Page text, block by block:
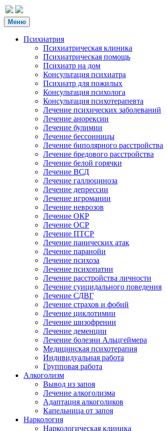
Меню
Психиатрия
Психиатрическая клиника
Психиатрическая помощь
Психиатр на дом
Консультация психиатра
Психиатр для пожилых
Консультация психолога
Консультация психотерапевта
Лечение психических заболеваний
Лечение анорексии
Лечение булимии
Лечение бессонницы
Лечение биполярного расстройства
Лечение бредового расстройства
Лечение белой горячки
Лечение ВСД
Лечение галлюциноза
Лечение депрессии
Лечение игромании
Лечение неврозов
Лечение ОКР
Лечение ОСР
Лечение ПТСР
Лечение панических атак
Лечение паранойи
Лечение психоза
Лечение психопатии
Лечение расстройства личности
Лечение суицидального поведения
Лечение СДВГ
Лечение страхов и фобий
Лечение циклотимии
Лечение шизофрении
Лечение деменции
Лечение болезни Альцгеймера
Медицинская психотерапия
Индивидуальная работа
Групповая работа
Алкоголизм
Вывод из запоя
Лечение алкоголизма
Адаптация алкоголиков
Капельница от запоя
Наркология
Наркологическая клиника